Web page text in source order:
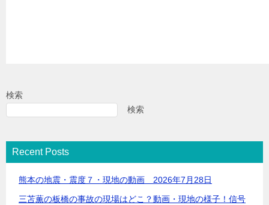
検索
検索
Recent Posts
熊本の地震・震度７・現地の動画 2026年7月28日
三苫薫の板橋の事故の現場はどこ？動画・現地の様子！信号